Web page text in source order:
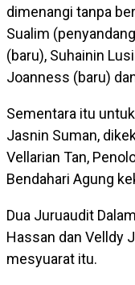
dimenangi tanpa
Sualim
(baru), Suhainin
Joanness (baru)
Sementara itu
Jasnin Suman,
Vellarian Tan,
Bendahari Agung
Dua Juruaudit
Hassan dan Velldy
mesyuarat itu.